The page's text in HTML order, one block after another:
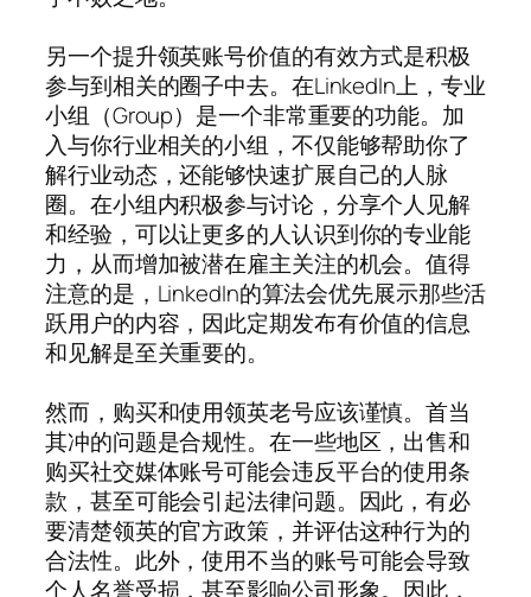
另一个提升领英账号价值的有效方式是积极
参与到相关的圈子中去。在LinkedIn上，专业
小组（Group）是一个非常重要的功能。加
入与你行业相关的小组，不仅能够帮助你了
解行业动态，还能够快速扩展自己的人脉
圈。在小组内积极参与讨论，分享个人见解
和经验，可以让更多的人认识到你的专业能
力，从而增加被潜在雇主关注的机会。值得
注意的是，LinkedIn的算法会优先展示那些活
跃用户的内容，因此定期发布有价值的信息
和见解是至关重要的。
然而，购买和使用领英老号应该谨慎。首当
其冲的问题是合规性。在一些地区，出售和
购买社交媒体账号可能会违反平台的使用条
款，甚至可能会引起法律问题。因此，有必
要清楚领英的官方政策，并评估这种行为的
合法性。此外，使用不当的账号可能会导致
个人名誉受损，甚至影响公司形象。因此，